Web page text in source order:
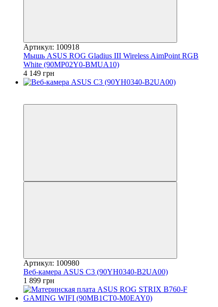
Артикул: 100918
Мышь ASUS ROG Gladius III Wireless AimPoint RGB
White (90MP02Y0-BMUA10)
4 149 грн
Артикул: 100980
Веб-камера ASUS C3 (90YH0340-B2UA00)
1 899 грн